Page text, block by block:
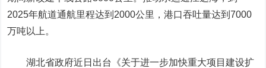
2025年航道通航里程达到2000公里，港口吞吐量达到7000
万吨以上。
湖北省政府近日出台《关于进一步加快重大项目建设扩